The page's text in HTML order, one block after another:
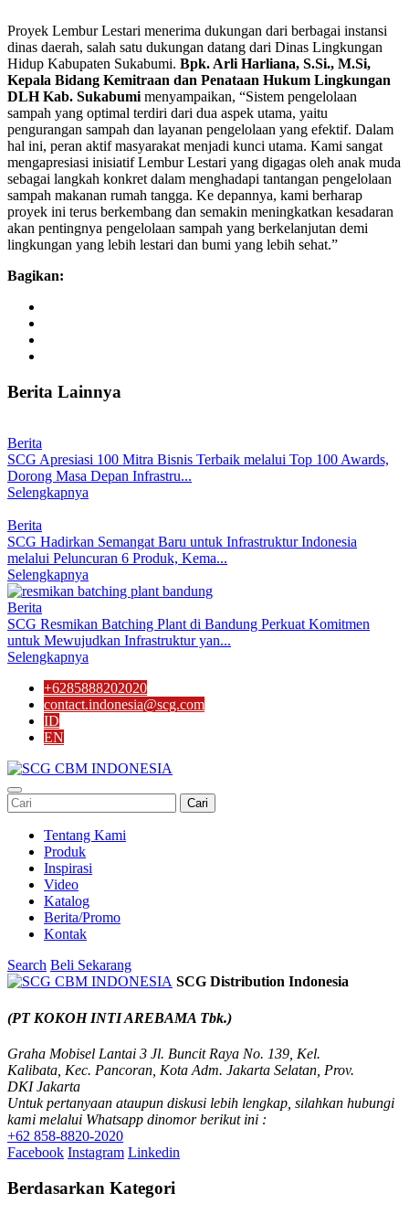
Proyek Lembur Lestari menerima dukungan dari berbagai instansi
dinas daerah, salah satu dukungan datang dari Dinas Lingkungan
Hidup Kabupaten Sukabumi. Bpk. Arli Harliana, S.Si., M.Si,
Kepala Bidang Kemitraan dan Penataan Hukum Lingkungan
DLH Kab. Sukabumi menyampaikan, “Sistem pengelolaan
sampah yang optimal terdiri dari dua aspek utama, yaitu
pengurangan sampah dan layanan pengelolaan yang efektif. Dalam
hal ini, peran aktif masyarakat menjadi kunci utama. Kami sangat
mengapresiasi inisiatif Lembur Lestari yang digagas oleh anak muda
sebagai langkah konkret dalam menghadapi tantangan pengelolaan
sampah makanan rumah tangga. Ke depannya, kami berharap
proyek ini terus berkembang dan semakin meningkatkan kesadaran
akan pentingnya pengelolaan sampah yang berkelanjutan demi
lingkungan yang lebih lestari dan bumi yang lebih sehat.”
Bagikan:
Berita Lainnya
Berita
SCG Apresiasi 100 Mitra Bisnis Terbaik melalui Top 100 Awards,
Dorong Masa Depan Infrastru...
Selengkapnya
Berita
SCG Hadirkan Semangat Baru untuk Infrastruktur Indonesia
melalui Peluncuran 6 Produk, Kema...
Selengkapnya
Berita
SCG Resmikan Batching Plant di Bandung Perkuat Komitmen
untuk Mewujudkan Infrastruktur yan...
Selengkapnya
+6285888202020
contact.indonesia@scg.com
ID
EN
Cari
Tentang Kami
Produk
Inspirasi
Video
Katalog
Berita/Promo
Kontak
Search Beli Sekarang
SCG Distribution Indonesia
(PT KOKOH INTI AREBAMA Tbk.)
Graha Mobisel Lantai 3 Jl. Buncit Raya No. 139, Kel.
Kalibata, Kec. Pancoran, Kota Adm. Jakarta Selatan, Prov.
DKI Jakarta
Untuk pertanyaan ataupun diskusi lebih lengkap, silahkan hubungi
kami melalui Whatsapp dinomor berikut ini :
+62 858-8820-2020
Facebook Instagram Linkedin
Berdasarkan Kategori